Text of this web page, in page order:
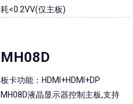
耗<0.2VV(仅主板)
MH08D
板卡功能：HDMI+HDMI+DP
MH08D液晶显示器控制主板,支持